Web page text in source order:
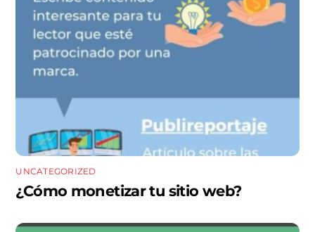
UNCATEGORIZED
¿Cómo monetizar tu sitio web?